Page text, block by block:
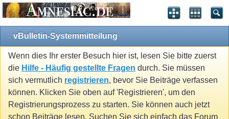
vBulletin-Systemmitteilung
Wenn dies Ihr erster Besuch hier ist, lesen Sie bitte zuerst
die Hilfe - Häufig gestellte Fragen durch. Sie müssen
sich vermutlich registrieren, bevor Sie Beiträge verfassen
können. Klicken Sie oben auf 'Registrieren', um den
Registrierungsprozess zu starten. Sie können auch jetzt
schon Beiträge lesen. Suchen Sie sich einfach das Forum